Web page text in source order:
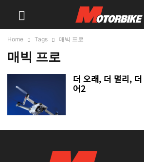
Home Tags 매빅 프로
매빅 프로
더 오래, 더 멀리,
어2